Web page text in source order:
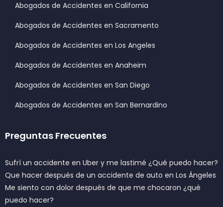
Abogados de Accidentes en California
Abogados de Accidentes en Sacramento
Abogados de Accidentes en Los Angeles
Abogados de Accidentes en Anaheim
Abogados de Accidentes en San Diego
Abogados de Accidentes en San Bernardino
Preguntas Frecuentes
Sufrí un accidente en Uber y me lastimé ¿Qué puedo hacer?
Que hacer después de un accidente de auto en Los Ángeles
Me siento con dolor después de que me chocaron ¿qué
puedo hacer?